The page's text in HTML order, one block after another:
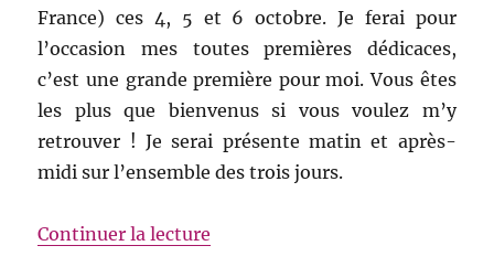
France) ces 4, 5 et 6 octobre. Je ferai pour
l’occasion mes toutes premières dédicaces,
c’est une grande première pour moi. Vous êtes
les plus que bienvenus si vous voulez m’y
retrouver ! Je serai présente matin et après-
midi sur l’ensemble des trois jours.
Continuer la lecture